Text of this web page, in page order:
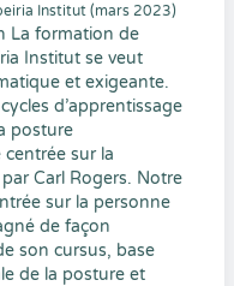
Institut (mars 2023)
La formation de
Institut se veut
et exigeante.
d’apprentissage
posture
sur la
Carl Rogers. Notre
sur la personne
de façon
son cursus, base
de la posture et